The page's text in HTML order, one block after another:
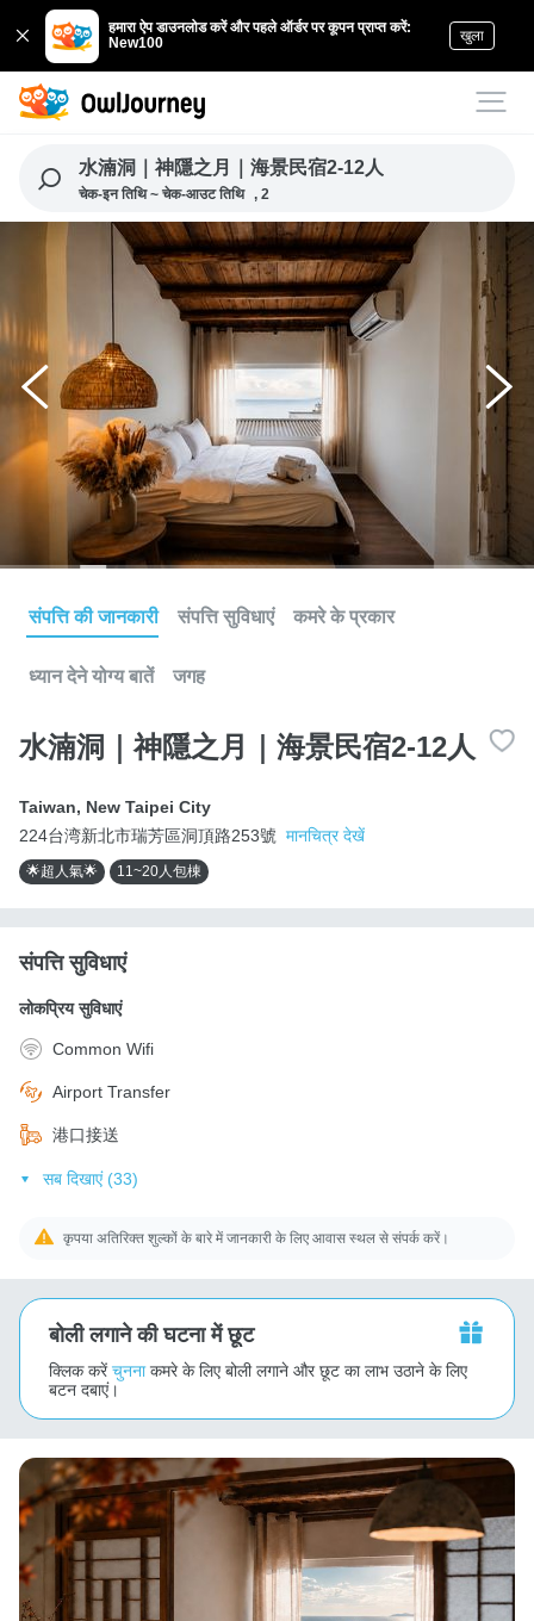
हमारा ऐप डाउनलोड करें और पहले ऑर्डर पर कूपन प्राप्त करें:
New100
खुला
水湳洞｜神隱之月｜海景民宿2-12人
चेक-इन तिथि ~ चेक-आउट तिथि , 2
संपत्ति की जानकारी संपत्ति सुविधाएं कमरे के प्रकार
ध्यान देने योग्य बातें जगह
水湳洞｜神隱之月｜海景民宿2-12人
Taiwan, New Taipei City
224台湾新北市瑞芳區洞頂路253號 मानचित्र देखें
🌟超人氣🌟 11~20人包棟
संपत्ति सुविधाएं
लोकप्रिय सुविधाएं
Common Wifi
Airport Transfer
港口接送
सब दिखाएं (33)
कृपया अतिरिक्त शुल्कों के बारे में जानकारी के लिए आवास स्थल से संपर्क करें।
बोली लगाने की घटना में छूट
क्लिक करेंचुननाकमरे के लिए बोली लगाने और छूट का लाभ उठाने के लिए
बटन दबाएं।